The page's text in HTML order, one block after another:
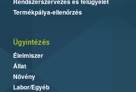
Termékpálya-ellenőrzés
Ügyintézés
Élelmiszer
Állat
Növény
Labor/Egyéb